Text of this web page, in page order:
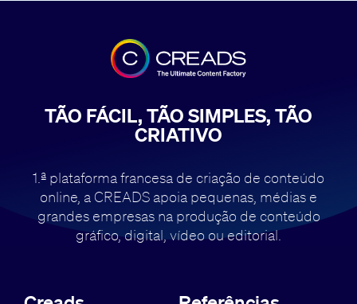
TÃO FÁCIL, TÃO SIMPLES, TÃO
CRIATIVO
1.ª plataforma francesa de criação de conteúdo
online, a CREADS apoia pequenas, médias e
grandes empresas na produção de conteúdo
gráfico, digital, vídeo ou editorial.